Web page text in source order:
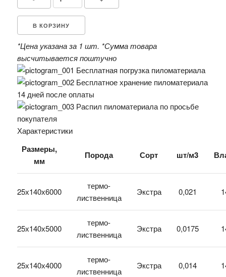
В КОРЗИНУ
*Цена указана за 1 шт. *Сумма товара
высчитывается поштучно
Бесплатная погрузка пиломатериала
Бесплатное хранение пиломатериала
14 дней после оплаты
Распил пиломатериала по просьбе
покупателя
Характеристики
Размеры,
мм
Порода Сорт шт/м3
25х140х6000
термо-
лиственница
Экстра 0,021
25х140х5000
термо-
лиственница
Экстра 0,0175
25х140х4000
термо-
лиственница
Экстра 0,014